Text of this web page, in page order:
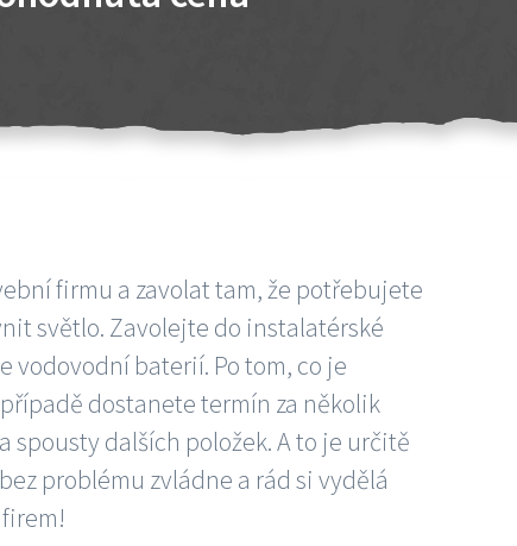
firmu a zavolat tam, že potřebujete
světlo. Zavolejte do instalatérské
baterií. Po tom, co je
dostanete termín za několik
dalších položek. A to je určitě
problému zvládne a rád si vydělá